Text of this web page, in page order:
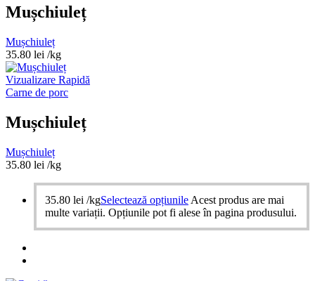
Mușchiuleț
Mușchiuleț
35.80 lei /kg
Vizualizare Rapidă
Carne de porc
Mușchiuleț
Mușchiuleț
35.80 lei /kg
35.80 lei /kgSelectează opțiunile Acest produs are mai
multe variații. Opțiunile pot fi alese în pagina produsului.